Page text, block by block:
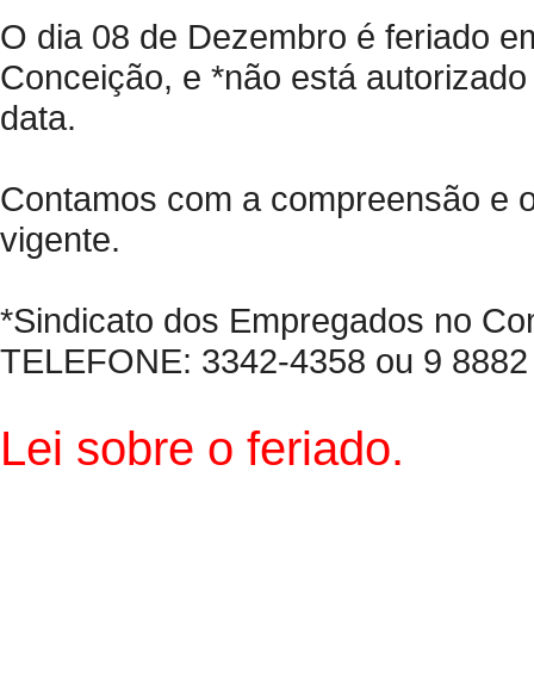
O dia 08 de Dezembro é feriado
Conceição, e *não está
data.
Contamos com a compreensão e
vigente.
*Sindicato dos Empregados no
TELEFONE: 3342-4358 ou 9
Lei sobre o feriado.